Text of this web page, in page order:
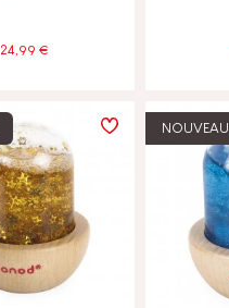
24,99 €
NOUVEAU